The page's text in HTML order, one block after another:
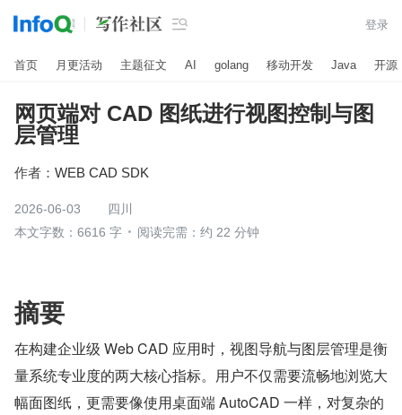
 登录
首页 月更活动 主题征文 AI golang 移动开发 Java 开源
网页端对 CAD 图纸进行视图控制与图
层管理
作者： WEB CAD SDK
2026-06-03
四川
本文字数：6616 字
阅读完需：约 22 分钟
摘要
在构建企业级 Web CAD 应用时，视图导航与图层管理是衡
量系统专业度的两大核心指标。用户不仅需要流畅地浏览大
幅面图纸，更需要像使用桌面端 AutoCAD 一样，对复杂的